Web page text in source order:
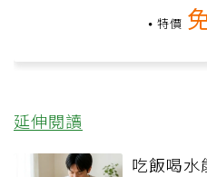
特價
延伸閱讀
吃飯喝水